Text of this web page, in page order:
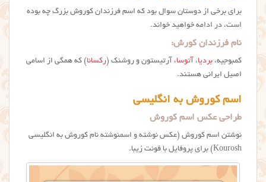
برای برخی از دوستان سوال بود که اسم فرزندان کوروش بزرگ چه بوده
است، در ادامه خواهید خواند.
نام فرزندان کورش:
کمبوجیه، بردیا، آتوسا، آرتیستون و روشنک (رکسانا) که همگی از اسامی
اصیل ایرانی هستند.
اسم کوروش به انگلیسی
طراحی عکس اسم کوروش
نوشتن اسم کوروش (عکس نوشته و اسمنوشته نام کوروش به انگلیسی
Kourosh) برای پروفایل با فونت زیبا.